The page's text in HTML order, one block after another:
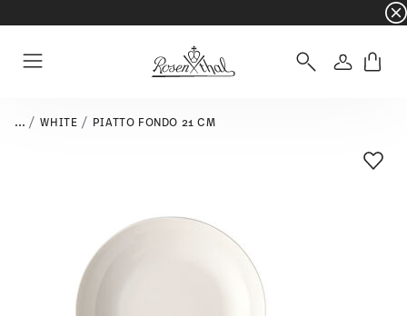
☀️ Summer SALE su articoli e collezioni
Accedi
... WHITE PIATTO FONDO 21 CM
Lista